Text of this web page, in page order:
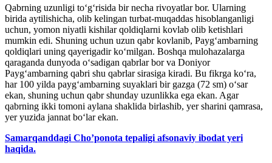
Qabrning uzunligi toʻgʻrisida bir necha rivoyatlar bor. Ularning
birida aytilishicha, olib kelingan turbat-muqaddas hisoblanganligi
uchun, yomon niyatli kishilar qoldiqlarni kovlab olib ketishlari
mumkin edi. Shuning uchun uzun qabr kovlanib, Paygʻambarning
qoldiqlari uning qayerigadir koʻmilgan. Boshqa mulohazalarga
qaraganda dunyoda oʻsadigan qabrlar bor va Doniyor
Paygʻambarning qabri shu qabrlar sirasiga kiradi. Bu fikrga koʻra,
har 100 yilda paygʻambarning suyaklari bir gazga (72 sm) oʻsar
ekan, shuning uchun qabr shunday uzunlikka ega ekan. Agar
qabrning ikki tomoni aylana shaklida birlashib, yer sharini qamrasa,
yer yuzida jannat boʻlar ekan.
Samarqanddagi Cho’ponota tepaligi afsonaviy ibodat yeri
haqida.